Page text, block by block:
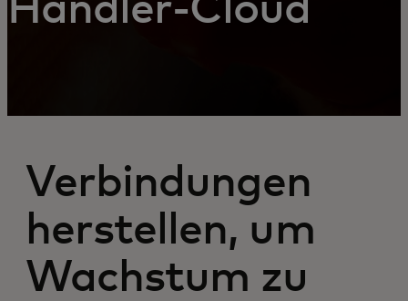
Händler-Cloud
Verbindungen
herstellen, um
Wachstum zu